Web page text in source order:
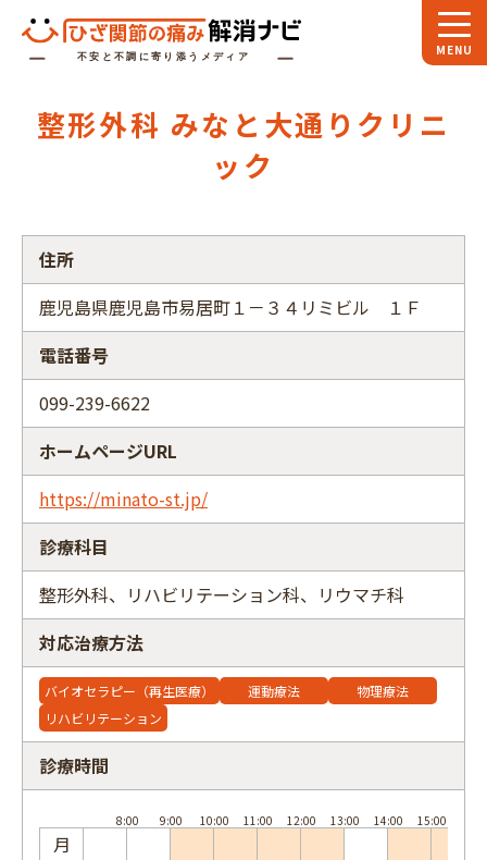
スペシャル対談
関節大全
フリーワード
整形外科 みなと大通りクリニ
ック
住所
鹿児島県鹿児島市易居町１－３４リミビル １Ｆ
電話番号
099-239-6622
ホームページURL
https://minato-st.jp/
診療科目
整形外科、リハビリテーション科、リウマチ科
対応治療方法
バイオセラピー（再生医療） 運動療法
物理療法
リハビリテーション
診療時間
月